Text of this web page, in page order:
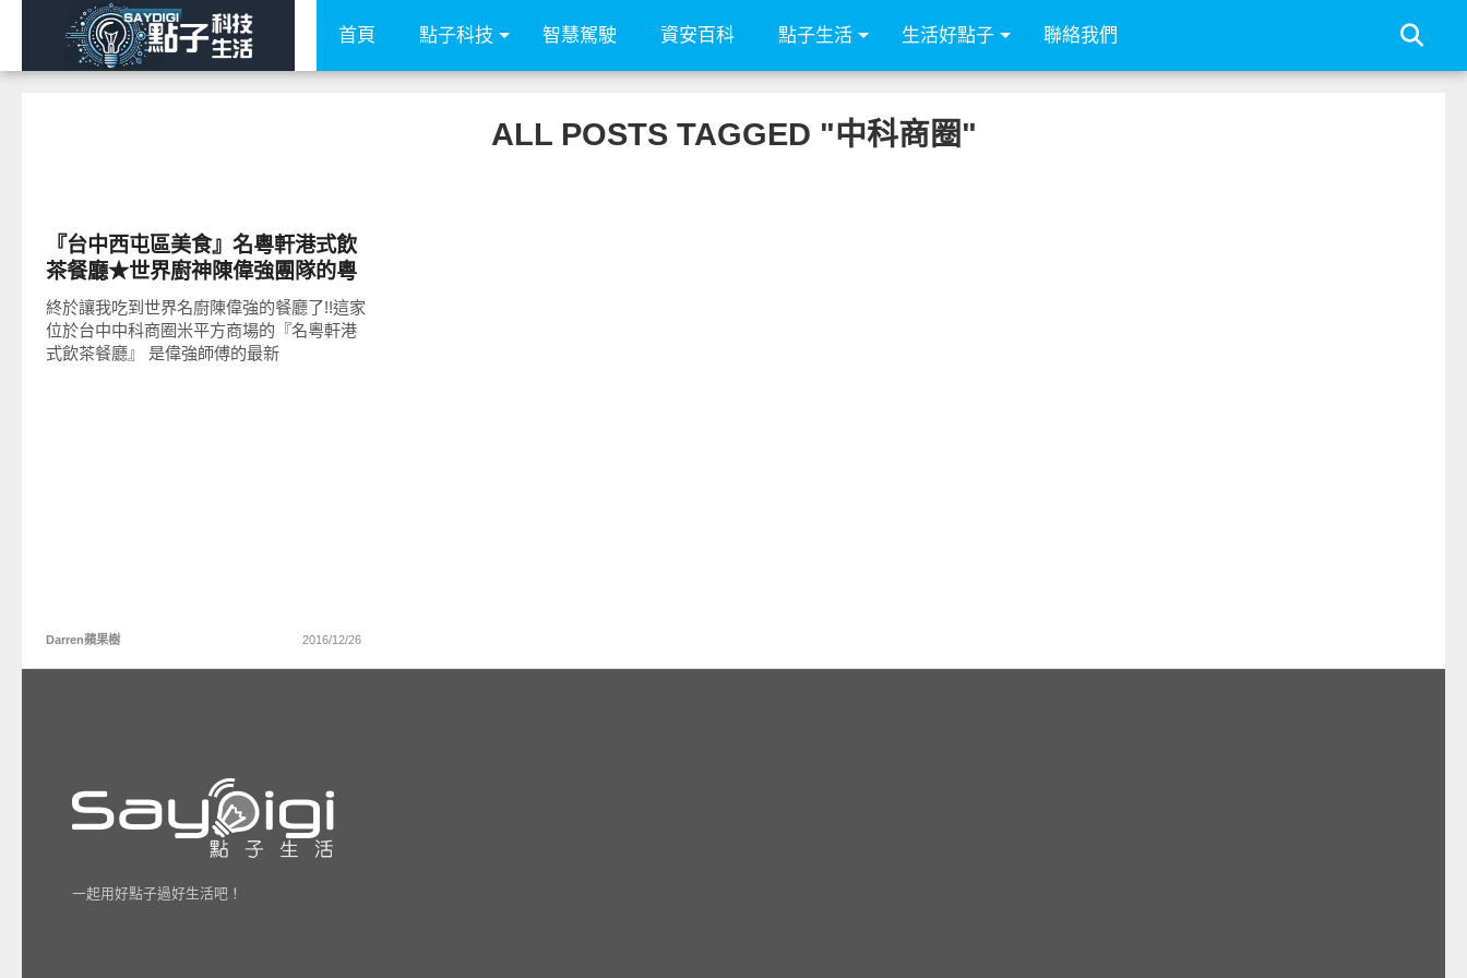
首頁 點子科技 智慧駕駛 資安百科 點子生活 生活好點子 聯絡我們
ALL POSTS TAGGED "中科商圈"
『台中西屯區美食』名粵軒港式飲
茶餐廳★世界廚神陳偉強團隊的粵
菜餐廳/中科商圈米平方商場美食餐
廳
終於讓我吃到世界名廚陳偉強的餐廳了!!這家
位於台中中科商圈米平方商場的『名粵軒港
式飲茶餐廳』 是偉強師傅的最新
Darren蘋果樹 2016/12/26
一起用好點子過好生活吧！